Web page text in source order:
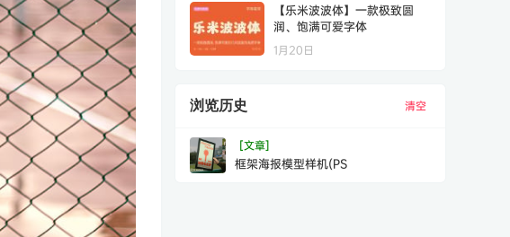
【乐米波波体】一款极致圆
润、饱满可爱字体
1月20日
浏览历史 清空
[文章]
框架海报模型样机(PS